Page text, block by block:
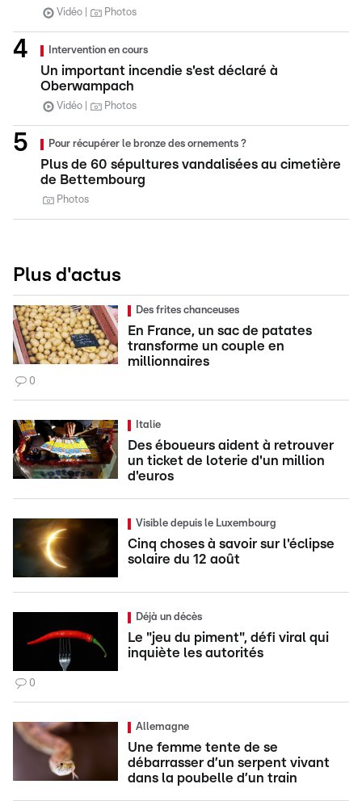
Vidéo Photos
Intervention en cours
Un important incendie s'est déclaré à
Oberwampach
Vidéo Photos
Pour récupérer le bronze des ornements ?
Plus de 60 sépultures vandalisées au cimetière
de Bettembourg
Photos
Plus d'actus
Des frites chanceuses
En France, un sac de patates
transforme un couple en
millionnaires
0
Italie
Des éboueurs aident à retrouver
un ticket de loterie d'un million
d'euros
Visible depuis le Luxembourg
Cinq choses à savoir sur l'éclipse
solaire du 12 août
Déjà un décès
Le "jeu du piment", défi viral qui
inquiète les autorités
0
Allemagne
Une femme tente de se
débarrasser d’un serpent vivant
dans la poubelle d’un train